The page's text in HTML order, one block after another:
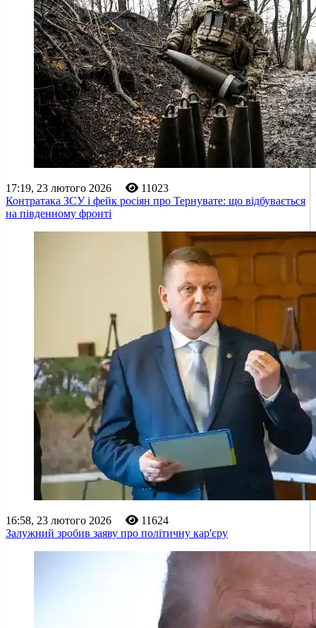
17:19, 23 лютого 2026
11023
Контратака ЗСУ і фейк росіян про Тернувате: що відбувається
на південному фронті
16:58, 23 лютого 2026
11624
Залужний зробив заяву про політичну кар'єру